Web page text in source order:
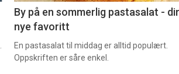
By på en sommerlig pastasalat -
nye favoritt
En pastasalat til middag er alltid populært.
Oppskriften er såre enkel.